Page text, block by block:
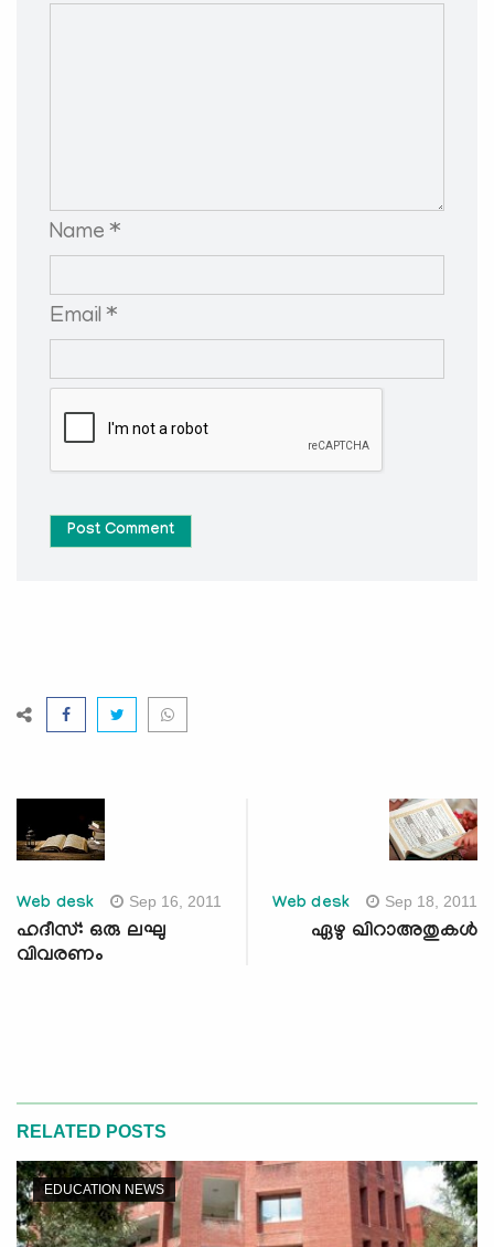
Name *
Email *
Post Comment
Web desk Sep 16, 2011
ഹദീസ്: ഒരു ലഘു
വിവരണം
Web desk Sep 18, 2011
ഏഴു ഖിറാഅതുകള്‍
RELATED POSTS
EDUCATION NEWS